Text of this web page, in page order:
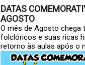
DATAS
AGOSTO
O mês de Agosto chega
folclóricos e suas ricas
retorno às aulas após o